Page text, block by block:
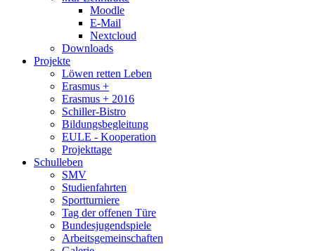
Moodle
E-Mail
Nextcloud
Downloads
Projekte
Löwen retten Leben
Erasmus +
Erasmus + 2016
Schiller-Bistro
Bildungsbegleitung
EULE - Kooperation
Projekttage
Schulleben
SMV
Studienfahrten
Sportturniere
Tag der offenen Türe
Bundesjugendspiele
Arbeitsgemeinschaften